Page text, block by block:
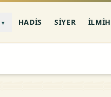
▼ HADIS SIYER